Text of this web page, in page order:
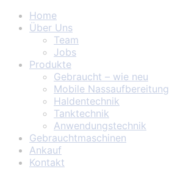
Home
Über Uns
Team
Jobs
Produkte
Gebraucht – wie neu
Mobile Nassaufbereitung
Haldentechnik
Tanktechnik
Anwendungstechnik
Gebrauchtmaschinen
Ankauf
Kontakt